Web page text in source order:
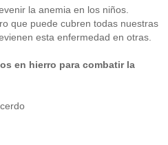
la anemia en los niños.
que puede cubren todas nuestras
esta enfermedad en otras.
en hierro para combatir la